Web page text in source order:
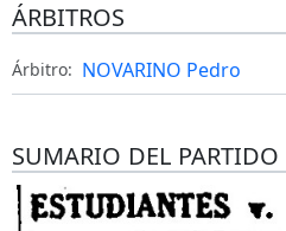
ÁRBITROS
Árbitro: NOVARINO Pedro
SUMARIO DEL PARTIDO